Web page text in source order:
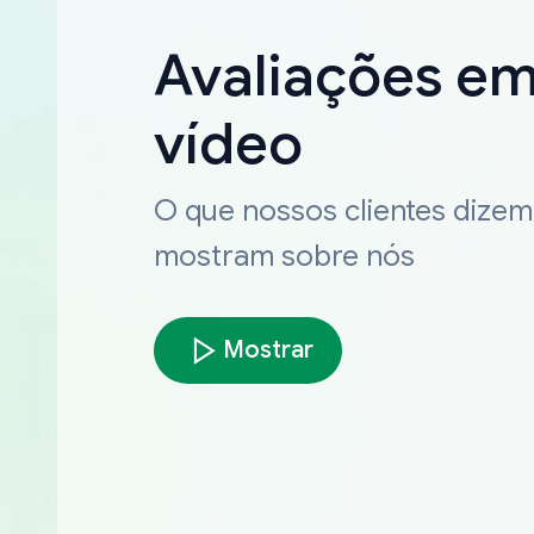
Avaliações
vídeo
O que nossos clientes
mostram sobre nós
Mostrar